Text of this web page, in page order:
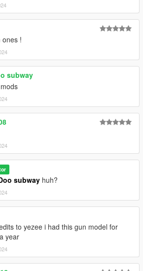
ones !
subway
subway huh?
to yezee i had this gun model for
year